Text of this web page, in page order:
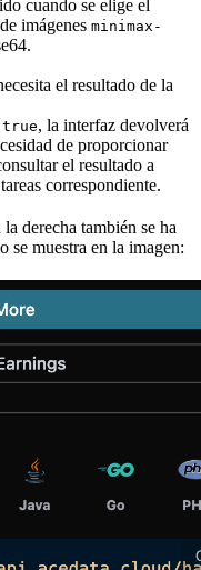
cuando se elige el
imágenes minimax-
el resultado de la
true, la interfaz devolverá
de proporcionar
el resultado a
correspondiente.
derecha también se ha
se muestra en la imagen: